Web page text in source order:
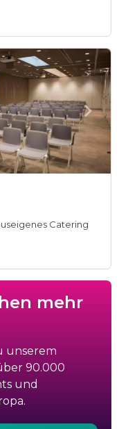
Catering
mehr
unserem
90.000
und